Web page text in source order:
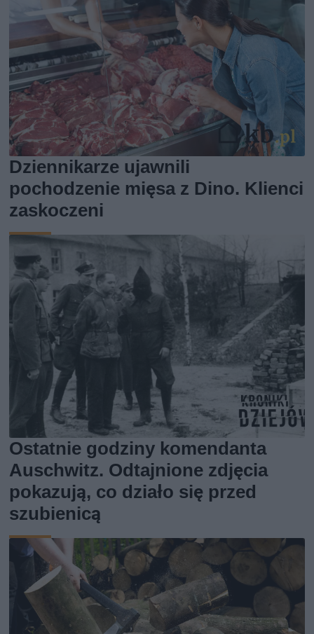
Dziennikarze ujawnili
pochodzenie mięsa z Dino. Klienci
zaskoczeni
Ostatnie godziny komendanta
Auschwitz. Odtajnione zdjęcia
pokazują, co działo się przed
szubienicą